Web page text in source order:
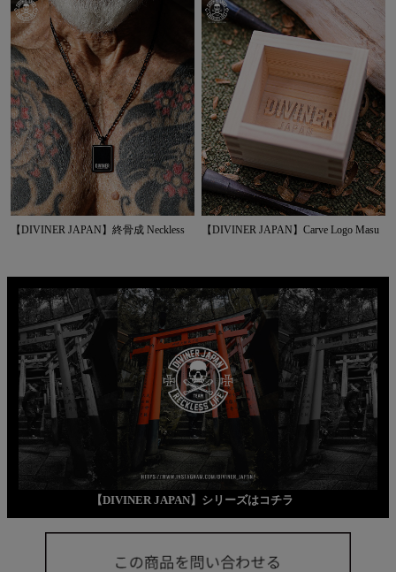
【DIVINER JAPAN】終骨成 Neckless 【DIVINER JAPAN】Carve Logo Masu
【DIVINER JAPAN】シリーズはコチラ